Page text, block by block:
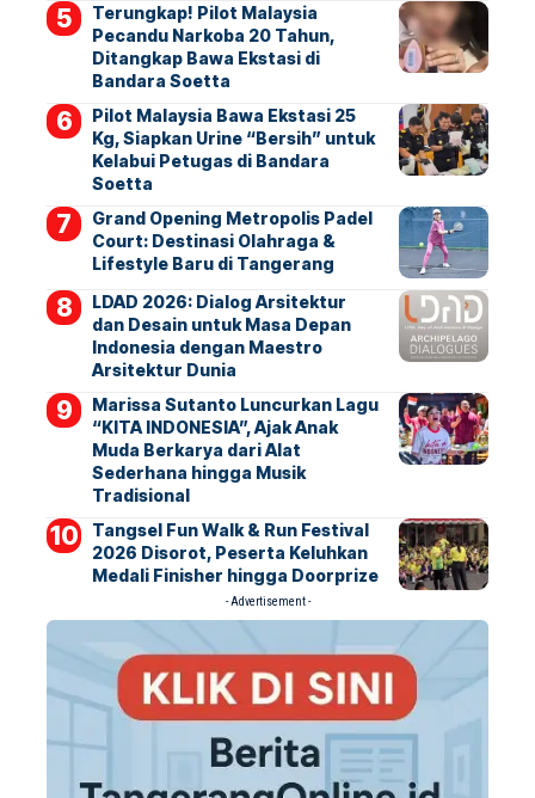
Terungkap! Pilot Malaysia
Pecandu Narkoba 20 Tahun,
Ditangkap Bawa Ekstasi di
Bandara Soetta
Pilot Malaysia Bawa Ekstasi 25
Kg, Siapkan Urine “Bersih” untuk
Kelabui Petugas di Bandara
Soetta
Grand Opening Metropolis Padel
Court: Destinasi Olahraga &
Lifestyle Baru di Tangerang
LDAD 2026: Dialog Arsitektur
dan Desain untuk Masa Depan
Indonesia dengan Maestro
Arsitektur Dunia
Marissa Sutanto Luncurkan Lagu
“KITA INDONESIA”, Ajak Anak
Muda Berkarya dari Alat
Sederhana hingga Musik
Tradisional
Tangsel Fun Walk & Run Festival
2026 Disorot, Peserta Keluhkan
Medali Finisher hingga Doorprize
- Advertisement -